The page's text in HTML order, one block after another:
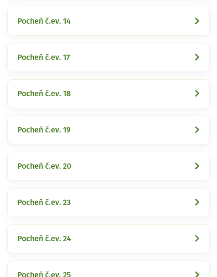
Pocheň č.ev. 14
Pocheň č.ev. 17
Pocheň č.ev. 18
Pocheň č.ev. 19
Pocheň č.ev. 20
Pocheň č.ev. 23
Pocheň č.ev. 24
Pocheň č.ev. 25